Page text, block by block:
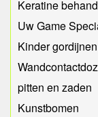
Keratine
Uw Game
Kinder gordijnen
pitten en zaden
Kunstbomen